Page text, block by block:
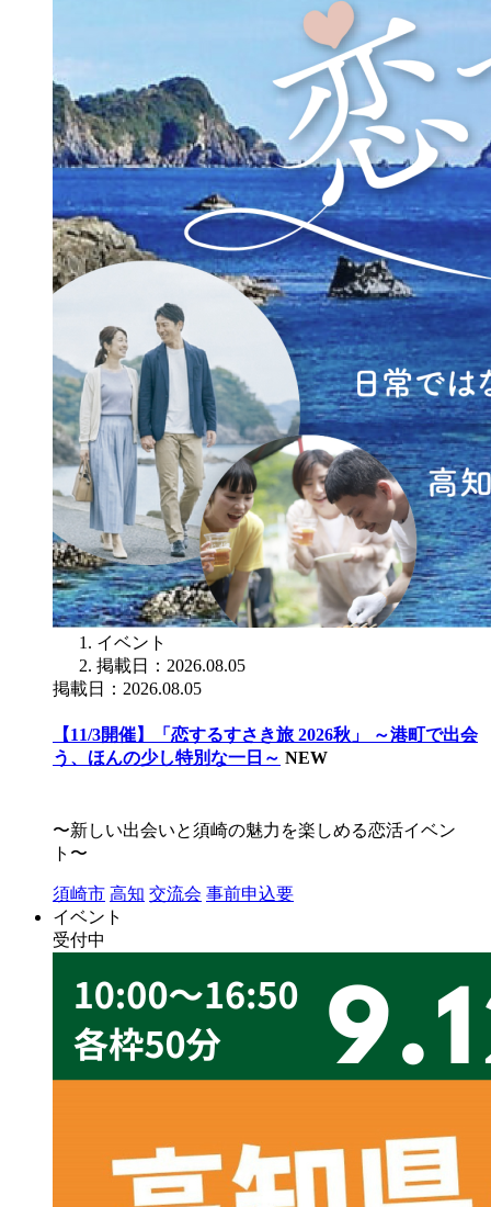
イベント
掲載日：2026.08.05
掲載日：2026.08.05
【11/3開催】「恋するすさき旅 2026秋」 ～港町で出会
う、ほんの少し特別な一日～ NEW
〜新しい出会いと須崎の魅力を楽しめる恋活イベン
ト〜
須崎市 高知 交流会 事前申込要
イベント
受付中